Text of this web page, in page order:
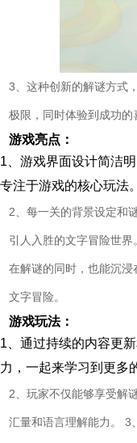
3、这种创新的解谜方式
极限，同时体验到成功的
游戏亮点：
1、游戏界面设计简洁
专注于游戏的核心玩法。
2、每一关的背景设定和
引人入胜的文字冒险世
在解谜的同时，也能沉
文字冒险。
游戏玩法：
1、通过持续的内容更
力，一起来学习到更多
2、玩家不仅能够享受解
汇量和语言理解能力。 3